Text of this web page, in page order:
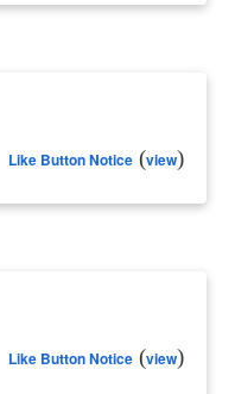
Like Button Notice (view)
Like Button Notice (view)